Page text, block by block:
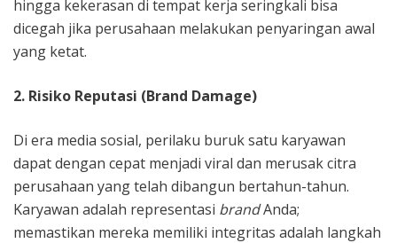
hingga kekerasan di tempat kerja seringkali bisa
dicegah jika perusahaan melakukan penyaringan awal
yang ketat.
2. Risiko Reputasi (Brand Damage)
Di era media sosial, perilaku buruk satu karyawan
dapat dengan cepat menjadi viral dan merusak citra
perusahaan yang telah dibangun bertahun-tahun.
Karyawan adalah representasi brandAnda;
memastikan mereka memiliki integritas adalah langkah